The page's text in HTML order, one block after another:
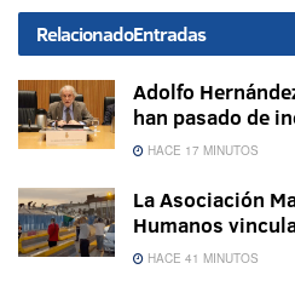
RelacionadoEntradas
Adolfo
han pasado de
HACE 17 MINUTOS
La Asociación
Humanos
HACE 41 MINUTOS